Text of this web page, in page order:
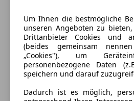
Kraftstoffverbrauch
CO₂-Emissionen
Ausstattung
Um Ihnen die bestmögliche
unseren Angeboten zu
Drittanbieter Cookies und
(beides gemeinsam
„Cookies"), um
personenbezogene Daten
speichern und darauf
Dadurch ist es möglich,